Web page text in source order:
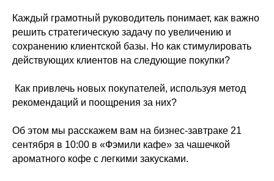
Каждый грамотный руководитель понимает, как важно
решить стратегическую задачу по увеличению и
сохранению клиентской базы. Но как стимулировать
действующих клиентов на следующие покупки?
Как привлечь новых покупателей, используя метод
рекомендаций и поощрения за них?
Об этом мы расскажем вам на бизнес-завтраке 21
сентября в 10:00 в «Фэмили кафе» за чашечкой
ароматного кофе с легкими закусками.